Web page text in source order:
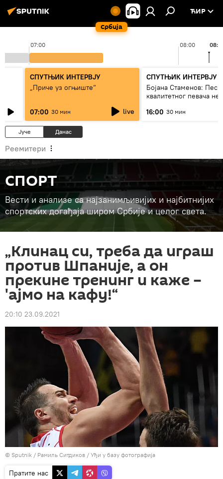
Србија
ЋИР
07:00 08:00 08:11
СПУТЊИК ИНТЕРВЈУ
„Приче уз огњиште“
07:00 30 мин live
СПУТЊИК ИНТЕРВЈУ
Бојана Стаменов:
квалитетног певача
16:00 30 мин
Јуче Данас
Реемитери
СПОРТ
Вести и анализе са најзанимљивијих и најбитнијих
спортских догађаја широм Србије и целог света.
„Клинац си, треба да играш
против Шпаније, а он
прекине тренинг и каже –
'ајмо на кафу!“
20:10 23.09.2021
© Sputnik / Рамиль Ситдиков / Уђи у базу фотографија
Пратите нас